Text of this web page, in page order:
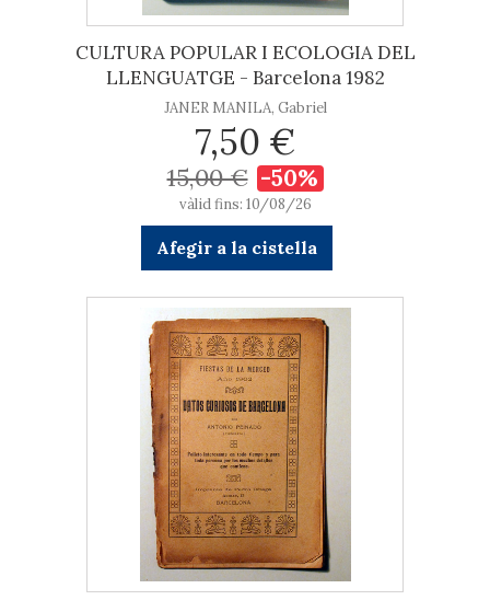
CULTURA POPULAR I ECOLOGIA DEL
LLENGUATGE - Barcelona 1982
JANER MANILA, Gabriel
7,50 €
15,00 € -50%
vàlid fins: 10/08/26
Afegir a la cistella